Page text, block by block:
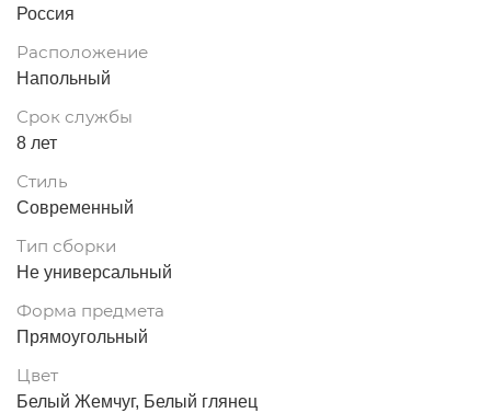
Россия
Расположение
Напольный
Срок службы
8 лет
Стиль
Современный
Тип сборки
Не универсальный
Форма предмета
Прямоугольный
Цвет
Белый Жемчуг, Белый глянец